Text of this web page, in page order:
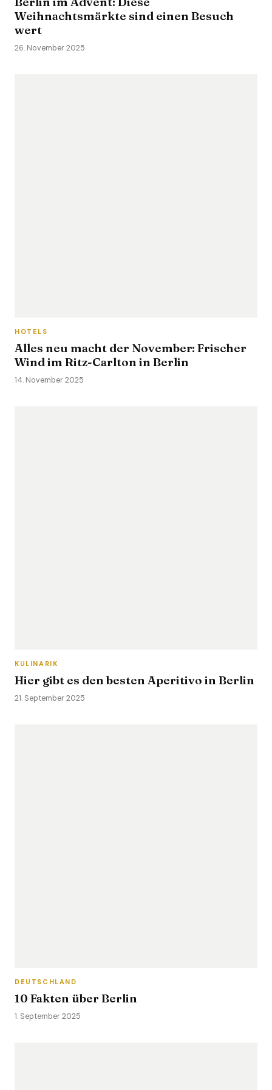
Weihnachtsmärkte sind einen Besuch
wert
26. November 2025
HOTELS
Alles neu macht der November: Frischer
Wind im Ritz-Carlton in Berlin
14. November 2025
KULINARIK
Hier gibt es den besten Aperitivo in Berlin
21. September 2025
DEUTSCHLAND
10 Fakten über Berlin
1. September 2025